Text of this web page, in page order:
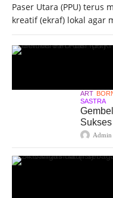
Paser Utara (PPU) terus
kreatif (ekraf) lokal agar
ART
SASTRA
Admin